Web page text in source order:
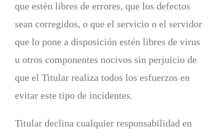
que estén libres de errores, que los defectos
sean corregidos, o que el servicio o el servidor
que lo pone a disposición estén libres de virus
u otros componentes nocivos sin perjuicio de
que el Titular realiza todos los esfuerzos en
evitar este tipo de incidentes.
Titular declina cualquier responsabilidad en